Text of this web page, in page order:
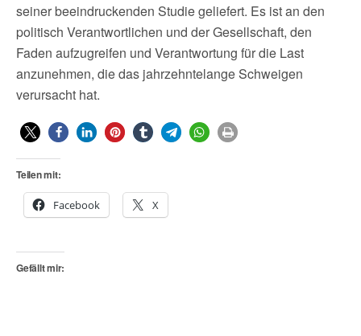
seiner beeindruckenden Studie geliefert. Es ist an den
politisch Verantwortlichen und der Gesellschaft, den
Faden aufzugreifen und Verantwortung für die Last
anzunehmen, die das jahrzehntelange Schweigen
verursacht hat.
Teilen mit:
Facebook X
Gefällt mir: